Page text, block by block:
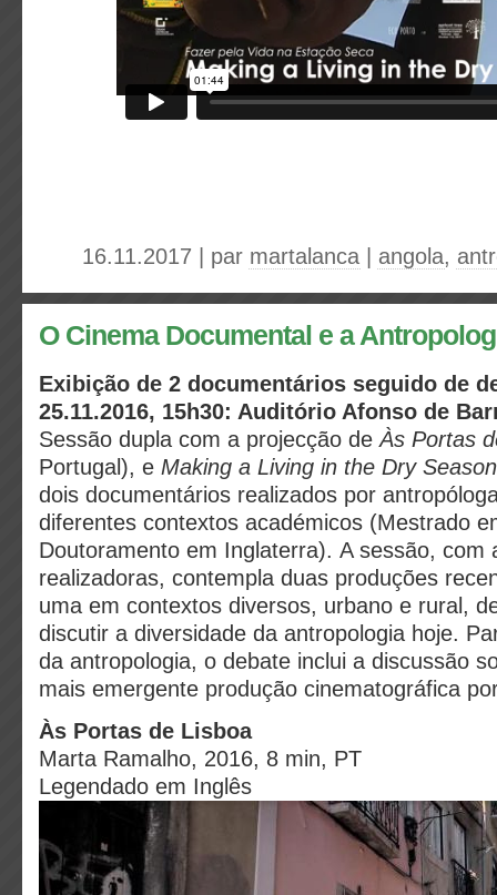
16.11.2017 | par martalanca angola,
O Cinema Documental e a
Exibição de 2 documentários seguido de
25.11.2016, 15h30: Auditório Afonso de
Sessão dupla com a projecção de Às Portas
Portugal), e Making a Living in the Dry Season
dois documentários realizados por
diferentes contextos académicos (Mestrado
Doutoramento em Inglaterra). A sessão, com
realizadoras, contempla duas produções
uma em contextos diversos, urbano e rural,
discutir a diversidade da antropologia hoje.
da antropologia, o debate inclui a discussão
mais emergente produção cinematográfica
Às Portas de Lisboa
Marta Ramalho, 2016, 8 min, PT
Legendado em Inglês